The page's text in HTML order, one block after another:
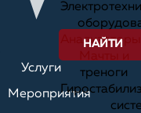
Услуги
Мероприятия
Анализаторы
треноги
НАЙТИ